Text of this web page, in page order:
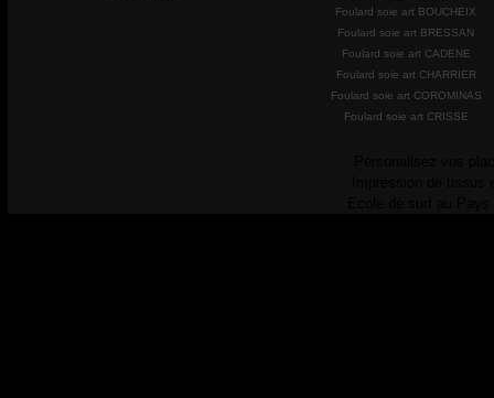
Foulard soie art BOUCHEIX
Foulard soie art BRESSAN
Foulard soie art CADENE
Foulard soie art CHARRIER
Foulard soie art COROMINAS
Foulard soie art CRISSE